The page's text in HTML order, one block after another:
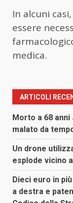
In alcuni
essere
medica.
ARTICOLI
Morto a 68
malato da
Un drone
esplode vicino
Dieci euro in
a destra e